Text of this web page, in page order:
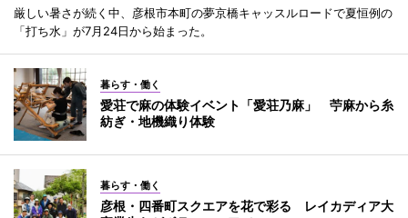
厳しい暑さが続く中、彦根市本町の夢京橋キャッスルロードで夏恒例の
「打ち水」が7月24日から始まった。
暮らす・働く
愛荘で麻の体験イベント「愛荘乃麻」 苧麻から糸
紡ぎ・地機織り体験
暮らす・働く
彦根・四番町スクエアを花で彩る レイカディア大